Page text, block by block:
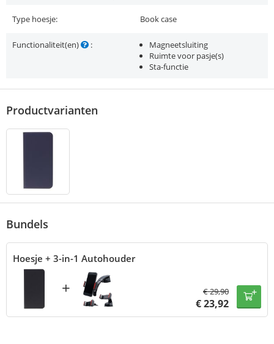
Type hoesje: Book case
Functionaliteit(en) :
Magneetsluiting
Ruimte voor pasje(s)
Sta-functie
Productvarianten
Bundels
Hoesje + 3-in-1 Autohouder
+ €29,90
€23,92